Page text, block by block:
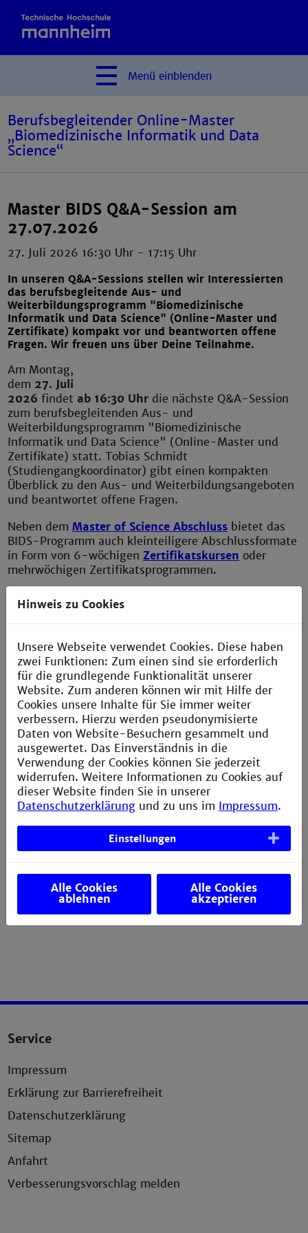
Menü einblenden
Berufsbegleitender Online-Master
„Biomedizinische Informatik und Data
Science“
Master BIDS Q&A-Session am
27.07.2026
27. Juli 2026 16:30 Uhr - 17:15 Uhr
In unseren Q&A-Sessions stellen wir Interessierten
das berufsbegleitende Aus- und
Weiterbildungsprogramm "Biomedizinische
Informatik und Data Science" (Online-Master und
Zertifikate) kompakt vor und beantworten offene
Fragen. Wir freuen uns über Deine Teilnahme.
Am Montag,
dem 27. Juli
2026 findet ab 16:30 Uhr die nächste Q&A-Session
zum berufsbegleitenden Aus- und
Weiterbildungsprogramm "Biomedizinische
Informatik und Data Science" (Online-Master und
Zertifikate) statt. Tobias Schmidt
(Studiengangkoordinator) gibt einen kompakten
Überblick zu den Aus- und Weiterbildungsangeboten
und beantwortet offene Fragen.
Neben demMaster of Science Abschluss bietet das
BIDS-Programm auch kleinteiligere Abschlussformate
in Form von 6-wöchigenZertifikatskursen oder
mehrwöchigen Zertifikatsprogrammen.
Im Sommersemester 2026 werden wieder
Kursangebote aus den Schwerpunkten "Biomedical
"Management & Social Skills" angeboten.
Unsere Angebote richten sich an berufstätige
MedizinerInnen, InformatikerInnen in
unterschiedlichen Schattierungen sowie Natur- und
LebenswissenschaftlerInnen aus dem medizinnahen
Umfeld.
Termin:23.03.2026 um 16:30 Uhr (online)
Link zur Videokonferenz:Google Meet
Videokonferenzraum
Service
Impressum
Erklärung zur Barrierefreiheit
Datenschutzerklärung
Sitemap
Anfahrt
Verbesserungsvorschlag melden
Hinweis zu Cookies
Unsere Webseite verwendet Cookies. Diese haben
zwei Funktionen: Zum einen sind sie erforderlich
für die grundlegende Funktionalität unserer
Website. Zum anderen können wir mit Hilfe der
Cookies unsere Inhalte für Sie immer weiter
verbessern. Hierzu werden pseudonymisierte
Daten von Website-Besuchern gesammelt und
ausgewertet. Das Einverständnis in die
Verwendung der Cookies können Sie jederzeit
widerrufen. Weitere Informationen zu Cookies auf
dieser Website finden Sie in unserer
Datenschutzerklärung und zu uns im Impressum.
Einstellungen
Alle Cookies
ablehnen
Alle Cookies
akzeptieren